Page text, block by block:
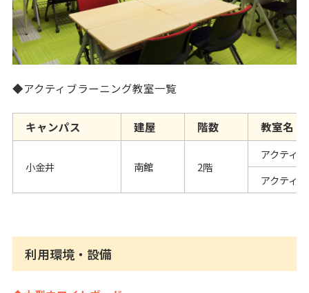
◆アクティブラーニング教室一覧
キャンパス 建屋 階数 教室名
小金井 南館 2階
アクティ
アクティ
利用環境・設備